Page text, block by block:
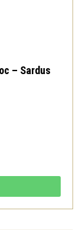
– Sardus